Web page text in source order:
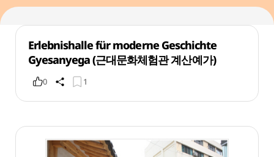
Erlebnishalle für moderne Geschichte
Gyesanyega (근대문화체험관 계산예가)
0 1